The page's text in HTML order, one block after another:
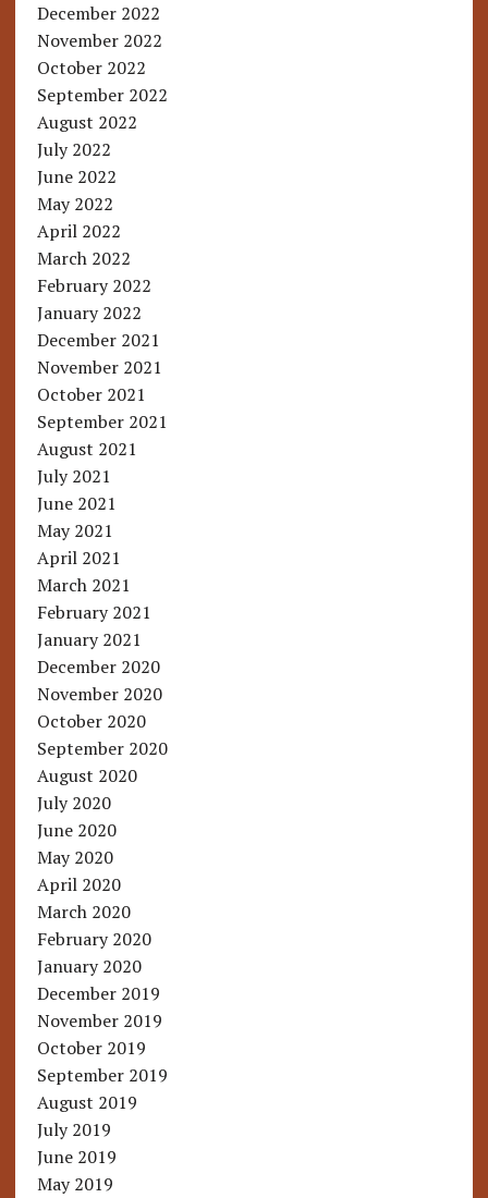
December 2022
November 2022
October 2022
September 2022
August 2022
July 2022
June 2022
May 2022
April 2022
March 2022
February 2022
January 2022
December 2021
November 2021
October 2021
September 2021
August 2021
July 2021
June 2021
May 2021
April 2021
March 2021
February 2021
January 2021
December 2020
November 2020
October 2020
September 2020
August 2020
July 2020
June 2020
May 2020
April 2020
March 2020
February 2020
January 2020
December 2019
November 2019
October 2019
September 2019
August 2019
July 2019
June 2019
May 2019